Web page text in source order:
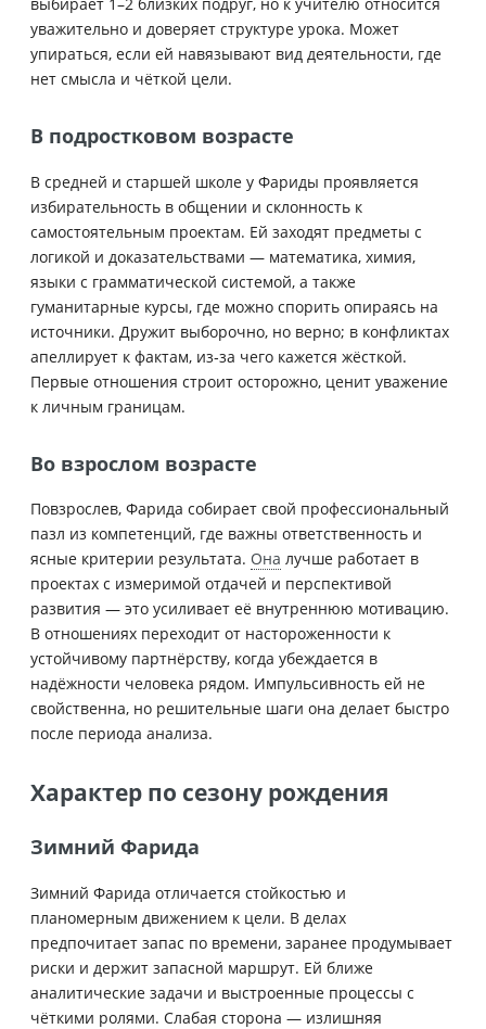
уважительно и доверяет структуре урока. Может
упираться, если ей навязывают вид деятельности, где
нет смысла и чёткой цели.
В подростковом возрасте
В средней и старшей школе у Фариды проявляется
избирательность в общении и склонность к
самостоятельным проектам. Ей заходят предметы с
логикой и доказательствами — математика, химия,
языки с грамматической системой, а также
гуманитарные курсы, где можно спорить опираясь на
источники. Дружит выборочно, но верно; в конфликтах
апеллирует к фактам, из‑за чего кажется жёсткой.
Первые отношения строит осторожно, ценит уважение
к личным границам.
Во взрослом возрасте
Повзрослев, Фарида собирает свой профессиональный
пазл из компетенций, где важны ответственность и
ясные критерии результата. Она лучше работает в
проектах с измеримой отдачей и перспективой
развития — это усиливает её внутреннюю мотивацию.
В отношениях переходит от настороженности к
устойчивому партнёрству, когда убеждается в
надёжности человека рядом. Импульсивность ей не
свойственна, но решительные шаги она делает быстро
после периода анализа.
Характер по сезону рождения
Зимний Фарида
Зимний Фарида отличается стойкостью и
планомерным движением к цели. В делах
предпочитает запас по времени, заранее продумывает
риски и держит запасной маршрут. Ей ближе
аналитические задачи и выстроенные процессы с
чёткими ролями. Слабая сторона — излишняя